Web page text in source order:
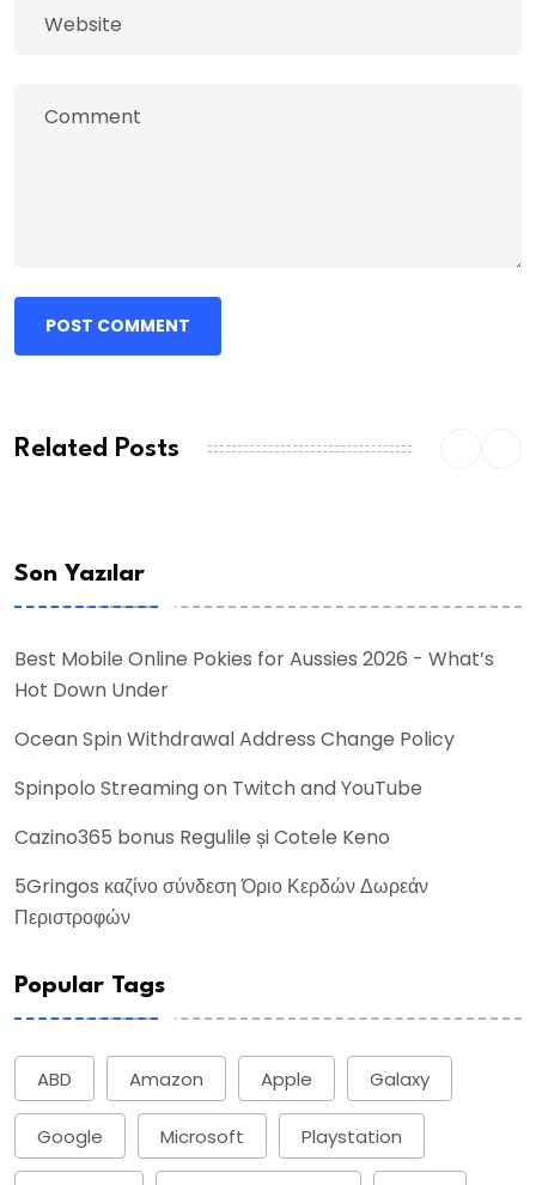
POST COMMENT
Related Posts
Son Yazılar
Best Mobile Online Pokies for Aussies 2026 - What’s
Hot Down Under
Ocean Spin Withdrawal Address Change Policy
Spinpolo Streaming on Twitch and YouTube
Cazino365 bonus Regulile și Cotele Keno
5Gringos καζίνο σύνδεση Όριο Κερδών Δωρεάν
Περιστροφών
Popular Tags
ABD Amazon Apple Galaxy
Google Microsoft Playstation